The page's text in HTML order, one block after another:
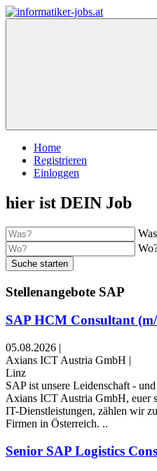
Home
Registrieren
Einloggen
hier ist DEIN Job
Suche starten
Stellenangebote SAP
SAP HCM Consultant
05.08.2026 |
Axians ICT Austria GmbH |
Linz
SAP ist unsere Leidenschaft -
Axians ICT Austria GmbH, euer
IT-Dienstleistungen, zählen wir
Firmen in Österreich. ..
Senior SAP Logistics